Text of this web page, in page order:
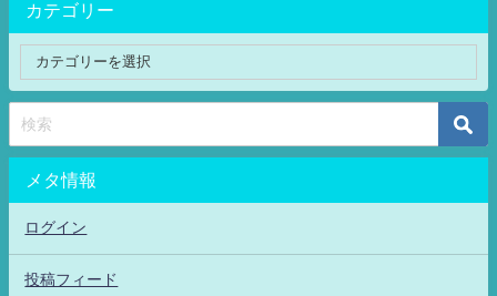
カテゴリー
メタ情報
ログイン
投稿フィード